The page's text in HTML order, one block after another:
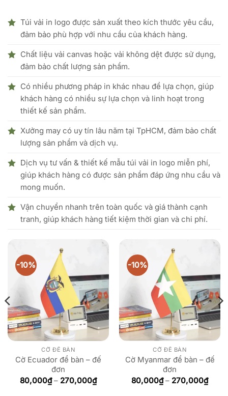
Túi vải in logo được sản xuất theo kích thước yêu cầu,
đảm bảo phù hợp với nhu cầu của khách hàng.
Chất liệu vải canvas hoặc vải không dệt được sử dụng,
đảm bảo chất lượng sản phẩm.
Có nhiều phương pháp in khác nhau để lựa chọn, giúp
khách hàng có nhiều sự lựa chọn và linh hoạt trong
thiết kế sản phẩm.
Xưởng may có uy tín lâu năm tại TpHCM, đảm bảo chất
lượng sản phẩm và dịch vụ.
Dịch vụ tư vấn & thiết kế mẫu túi vải in logo miễn phí,
giúp khách hàng có được sản phẩm đáp ứng nhu cầu và
mong muốn.
Vận chuyển nhanh trên toàn quốc và giá thành cạnh
tranh, giúp khách hàng tiết kiệm thời gian và chi phí.
-10%
CỜ ĐỂ BÀN
Cờ Ecuador để bàn – đế
đơn
80,000₫ – 270,000₫Khoảng
giá:
-10%
CỜ ĐỂ BÀN
Cờ Myanmar để bàn – đế
đơn
80,000₫ – 270,000₫
giá: